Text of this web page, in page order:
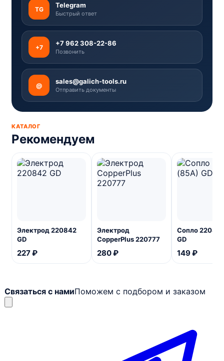
TG
Telegram
Быстрый ответ
+7
+7 962 308-22-86
Позвонить
@
sales@galich-tools.ru
Отправить документы
КАТАЛОГ
Рекомендуем
Электрод 220842
GD
227 ₽
Электрод
CopperPlus 220777
280 ₽
Сопло
GD
149 ₽
Связаться с намиПоможем с подбором и заказом